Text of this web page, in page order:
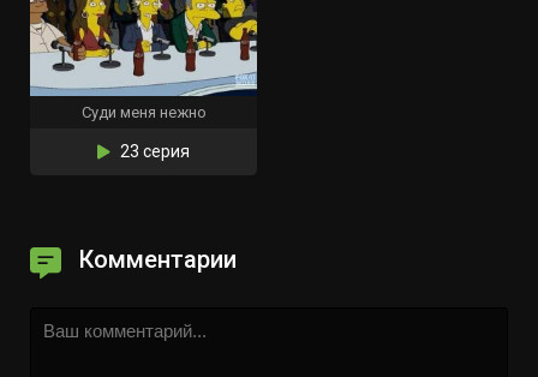
Суди меня нежно
23 серия
Комментарии